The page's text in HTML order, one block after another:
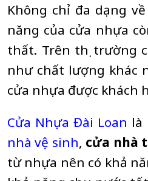
Không chỉ đa dạng
năng của cửa nhựa
thất. Trên thị trường
như chất lượng khác
cửa nhựa được khách
Cửa Nhựa Đài Loan là
nhà vệ sinh, cửa nhà
từ nhựa nên có khả